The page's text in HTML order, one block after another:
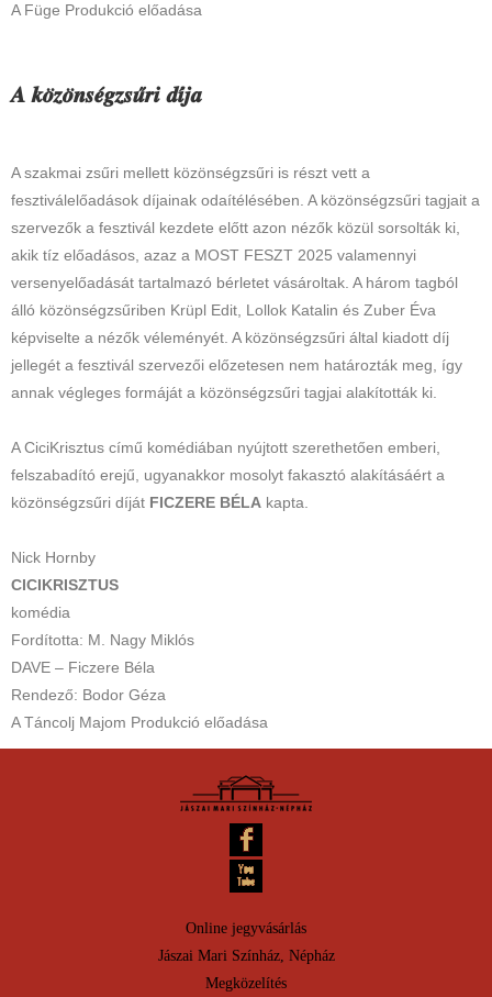
A Füge Produkció előadása
𝑨 𝒌𝒐̈𝒛𝒐̈𝒏𝒔𝒆́𝒈𝒛𝒔𝒖̋𝒓𝒊 𝒅𝒊́𝒋𝒂
A szakmai zsűri mellett közönségzsűri is részt vett a
fesztiválelőadások díjainak odaítélésében. A közönségzsűri tagjait a
szervezők a fesztivál kezdete előtt azon nézők közül sorsolták ki,
akik tíz előadásos, azaz a MOST FESZT 2025 valamennyi
versenyelőadását tartalmazó bérletet vásároltak. A három tagból
álló közönségzsűriben Krüpl Edit, Lollok Katalin és Zuber Éva
képviselte a nézők véleményét. A közönségzsűri által kiadott díj
jellegét a fesztivál szervezői előzetesen nem határozták meg, így
annak végleges formáját a közönségzsűri tagjai alakították ki.
A CiciKrisztus című komédiában nyújtott szerethetően emberi,
felszabadító erejű, ugyanakkor mosolyt fakasztó alakításáért a
közönségzsűri díját FICZERE BÉLA kapta.
Nick Hornby
CICIKRISZTUS
komédia
Fordította: M. Nagy Miklós
DAVE – Ficzere Béla
Rendező: Bodor Géza
A Táncolj Majom Produkció előadása
Online jegyvásárlás
Jászai Mari Színház, Népház
Megközelítés